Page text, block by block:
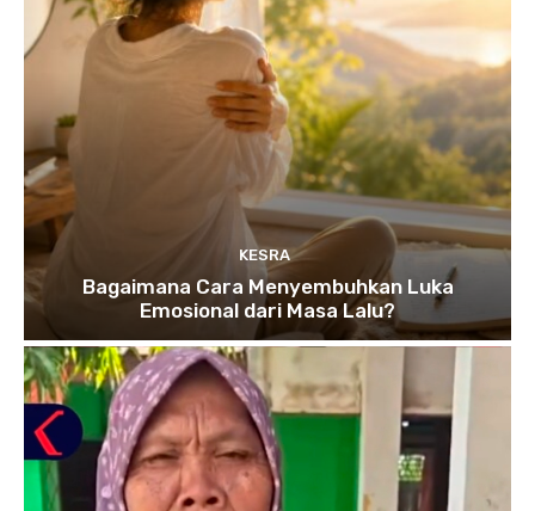
KESRA
Bagaimana Cara Menyembuhkan Luka
Emosional dari Masa Lalu?